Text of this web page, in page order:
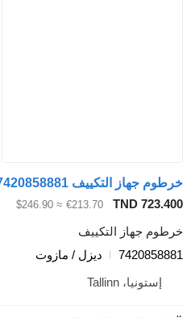
TND 723.400
€213.70
≈ $246.90
خرطوم جهاز التكييف
7420858881
ديزل / مازوت
إستونيا، Tallinn